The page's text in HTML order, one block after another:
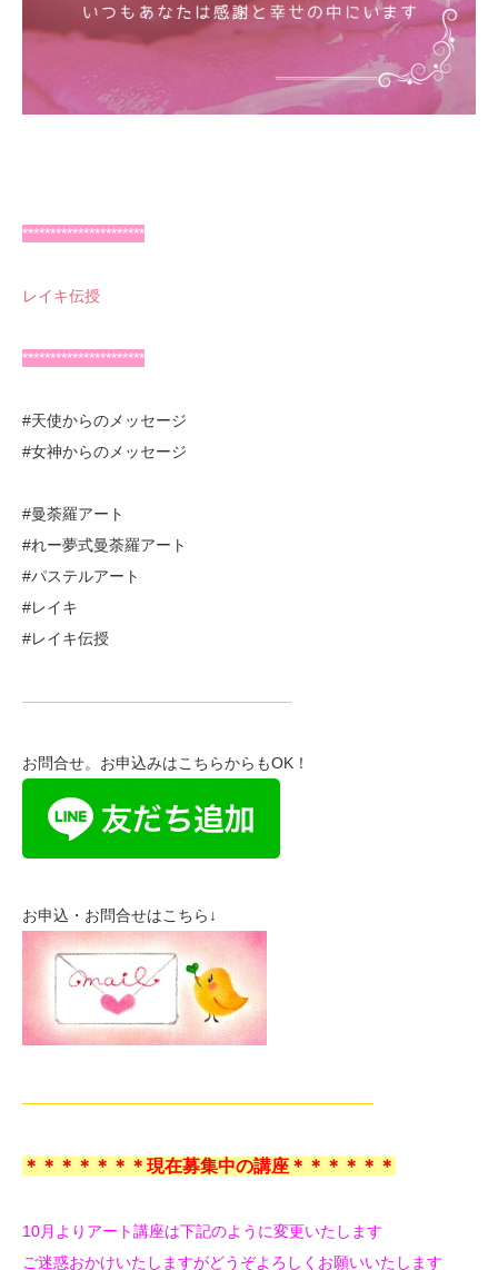
**********************
レイキ伝授
**********************
#天使からのメッセージ
#女神からのメッセージ
#曼荼羅アート
#れー夢式曼荼羅アート
#パステルアート
#レイキ
#レイキ伝授
—————————————————-
お問合せ。お申込みはこちらからもOK！
お申込・お問合せはこちら↓
——————————————————————–
＊＊＊＊＊＊＊現在募集中の講座＊＊＊＊＊＊
10月よりアート講座は下記のように変更いたします
ご迷惑おかけいたしますがどうぞよろしくお願いいたします